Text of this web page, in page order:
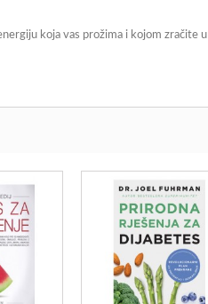
koja vas prožima i kojom zračite u